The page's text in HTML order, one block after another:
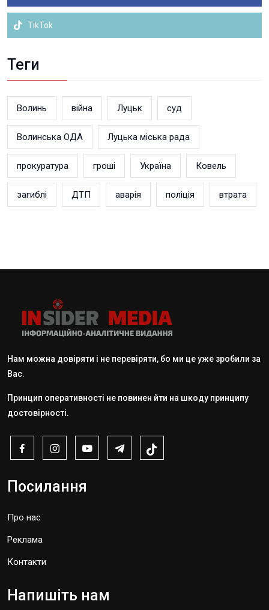
TikTok
Теги
Волинь війна Луцьк суд
Волинська ОДА Луцька міська рада
прокуратура гроші Україна Ковель
загиблі ДТП аварія поліція втрата
Нам можна довіряти і не перевіряти, бо ми це уже зробили за
Вас.
Принцип оперативності не повинен йти на шкоду принципу
достовірності.
Посилання
Про нас
Реклама
Контакти
Напишіть нам